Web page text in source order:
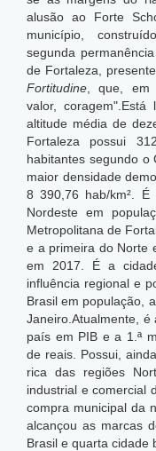
alusão ao Forte
município,
segunda
de Fortaleza,
Fortitudine , que, em
valor,
altitude média de
Fortaleza possui
habitantes segundo o
maior densidade
8 390,76 hab/km².
É
Nordeste em
Metropolitana de
e a primeira do Norte
em 2017. É a
influência regional e
Brasil em população,
Janeiro.Atualmente,
país em PIB e a 1.ª
de reais.
Possui,
rica das regiões
industrial e comercial
compra municipal da
alcançou as marcas
Brasil e quarta cidade